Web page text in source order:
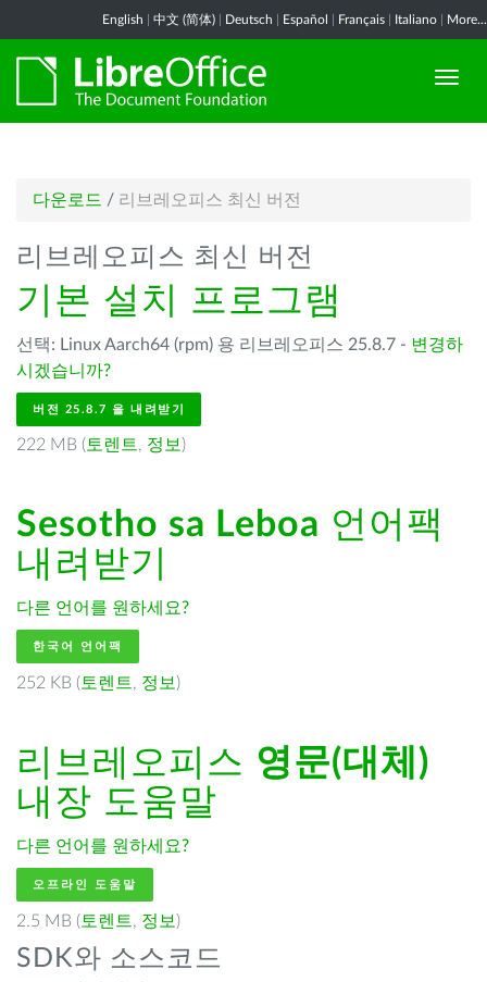
English 中文 (简体) Deutsch Español Français Italiano More...
다운로드 / 리브레오피스 최신 버전
리브레오피스 최신 버전
기본 설치 프로그램
선택: Linux Aarch64 (rpm) 용 리브레오피스 25.8.7 - 변경하
시겠습니까?
버전 25.8.7 을 내려받기
222 MB ( 토렌트, 정보 )
Sesotho sa Leboa 언어팩
내려받기
다른 언어를 원하세요?
한국어 언어팩
252 KB ( 토렌트, 정보 )
리브레오피스 영문(대체)
내장 도움말
다른 언어를 원하세요?
오프라인 도움말
2.5 MB ( 토렌트, 정보 )
SDK와 소스코드